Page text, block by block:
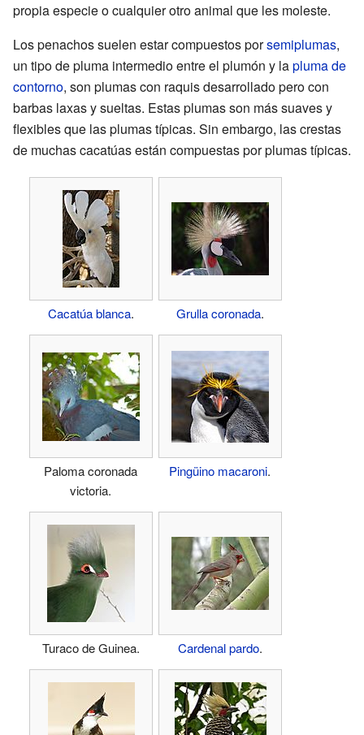
propia especie o cualquier otro animal que les moleste.
Los penachos suelen estar compuestos porsemiplumas,
un tipo de pluma intermedio entre el plumón y lapluma de
contorno, son plumas con raquis desarrollado pero con
barbas laxas y sueltas. Estas plumas son más suaves y
flexibles que las plumas típicas. Sin embargo, las crestas
de muchas cacatúas están compuestas por plumas típicas.
Cacatúa blanca. Grulla coronada.
Paloma coronada
victoria.
Pingüino macaroni.
Turaco de Guinea. Cardenal pardo.